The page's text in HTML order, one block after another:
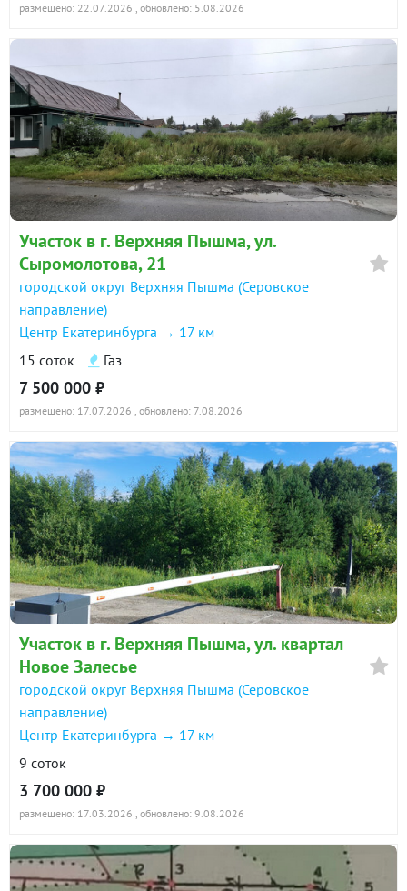
размещено: 22.07.2026 , обновлено: 5.08.2026
Участок в г. Верхняя Пышма, ул.
Сыромолотова, 21
городской округ Верхняя Пышма (Серовское
направление)
Центр Екатеринбурга → 17 км
15 соток
Газ
7 500 000 ₽
размещено: 17.07.2026 , обновлено: 7.08.2026
Участок в г. Верхняя Пышма, ул. квартал
Новое Залесье
городской округ Верхняя Пышма (Серовское
направление)
Центр Екатеринбурга → 17 км
9 соток
3 700 000 ₽
размещено: 17.03.2026 , обновлено: 9.08.2026